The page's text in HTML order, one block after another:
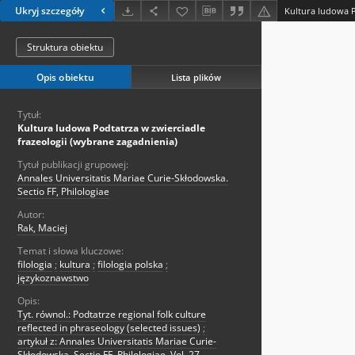
Ukryj szczegóły
Struktura obiektu
Opis obiektu Lista plików
Tytuł:
Kultura ludowa Podtatrza w zwierciadle
frazeologii (wybrane zagadnienia)
Tytuł publikacji grupowej:
Annales Universitatis Mariae Curie-Skłodowska.
Sectio FF, Philologiae
Autor:
Rak, Maciej
Temat i słowa kluczowe:
filologia ; kultura ; filologia polska ;
językoznawstwo
Opis:
Tyt. równol.: Podtatrze regional folk culture
reflected in phraseology (selected issues) ;
artykuł z: Annales Universitatis Mariae Curie-